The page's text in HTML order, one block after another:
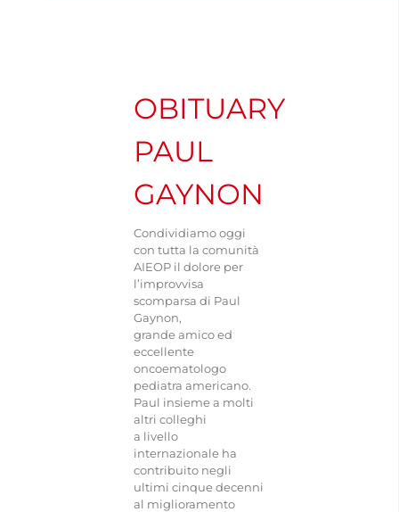
OPERATORI SANITARI
OBITUARY
PAUL
GAYNON
Condividiamo oggi
con tutta la comunità
AIEOP il dolore per
l’improvvisa
scomparsa di Paul
Gaynon,
grande amico ed
eccellente
oncoematologo
pediatra americano.
Paul insieme a molti
altri colleghi
a livello
internazionale ha
contribuito negli
ultimi cinque decenni
al miglioramento